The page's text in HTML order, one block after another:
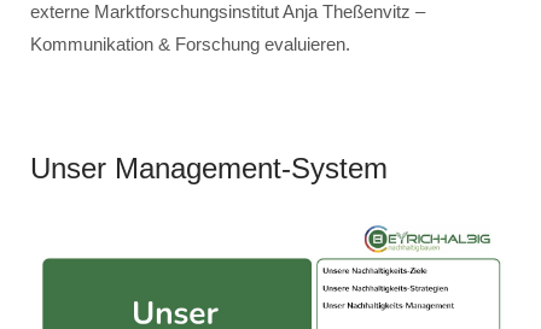
externe Marktforschungsinstitut Anja Theßenvitz –
Kommunikation & Forschung evaluieren.
Unser Management-System